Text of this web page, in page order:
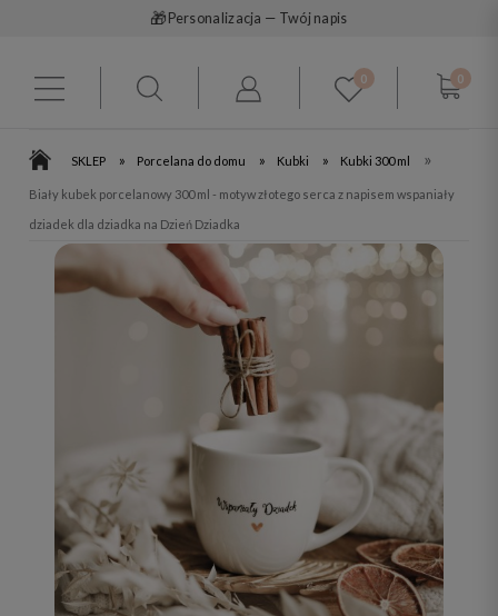
🎁 Personalizacja — Twój napis
0 0
SKLEP » Porcelana do domu » Kubki » Kubki 300 ml »
Biały kubek porcelanowy 300 ml - motyw złotego serca z napisem wspaniały
dziadek dla dziadka na Dzień Dziadka